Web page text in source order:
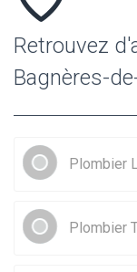
Retrouvez
Bagnères-
Plombier
Plombier